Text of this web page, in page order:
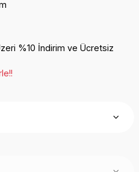
%10 İndirim ve Ücretsiz